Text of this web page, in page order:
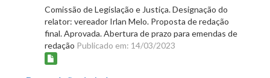
Comissão de Legislação e Justiça. Designação do
relator: vereador Irlan Melo. Proposta de redação
final. Aprovada. Abertura de prazo para emendas de
redação Publicado em: 14/03/2023